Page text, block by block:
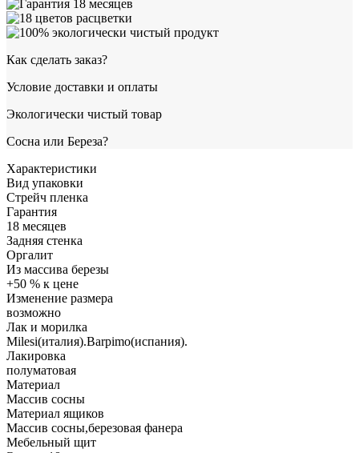
Как сделать заказ?
Условие доставки и оплаты
Экологически чистый товар
Сосна или Береза?
Характеристики
Вид упаковки
Стрейч пленка
Гарантия
18 месяцев
Задняя стенка
Оргалит
Из массива березы
+50 % к цене
Изменение размера
возможно
Лак и морилка
Milesi(италия).Barpimo(испания).
Лакировка
полуматовая
Материал
Массив сосны
Материал ящиков
Массив сосны,березовая фанера
Мебельный щит